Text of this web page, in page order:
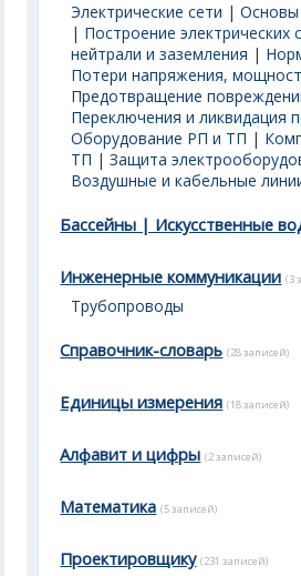
Электрические сети |Основы
| Построение электрических
нейтрали и заземления |
Потери напряжения,
Предотвращение
Переключения и ликвидация
Оборудование РП и ТП |
ТП |Защита
Воздушные и кабельные
Бассейны | Искусственные
Инженерные коммуникации (3
Трубопроводы
Справочник-словарь (28 записей)
Единицы измерения (18 записей)
Алфавит и цифры (2 записей)
Математика (5 записей)
Проектировщику (231 записей)